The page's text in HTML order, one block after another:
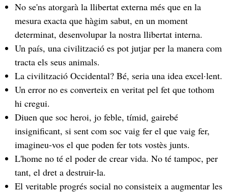
No se'ns atorgarà la llibertat externa més que en la
mesura exacta que hàgim sabut, en un moment
determinat, desenvolupar la nostra llibertat interna.
Un país, una civilització es pot jutjar per la manera com
tracta els seus animals.
La civilització Occidental? Bé, seria una idea excel·lent.
Un error no es converteix en veritat pel fet que tothom
hi cregui.
Diuen que soc heroi, jo feble, tímid, gairebé
insignificant, si sent com soc vaig fer el que vaig fer,
imagineu-vos el que poden fer tots vostès junts.
L'home no té el poder de crear vida. No té tampoc, per
tant, el dret a destruir-la.
El veritable progrés social no consisteix a augmentar les